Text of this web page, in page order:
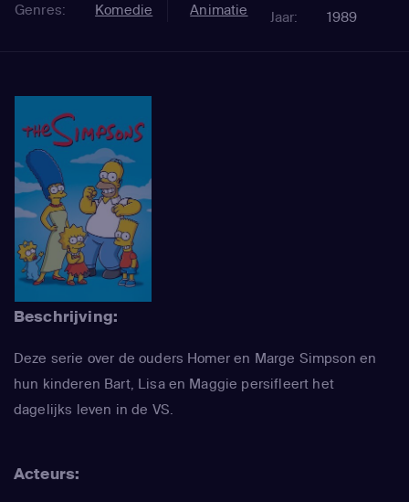
Genres: Komedie Animatie Jaar: 1989
Beschrijving:
Deze serie over de ouders Homer en Marge Simpson en
hun kinderen Bart, Lisa en Maggie persifleert het
dagelijks leven in de VS.
Acteurs: